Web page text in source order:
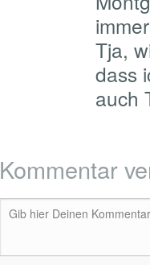
Tja,
dass
auch
Kommentar
Gib hier Deinen